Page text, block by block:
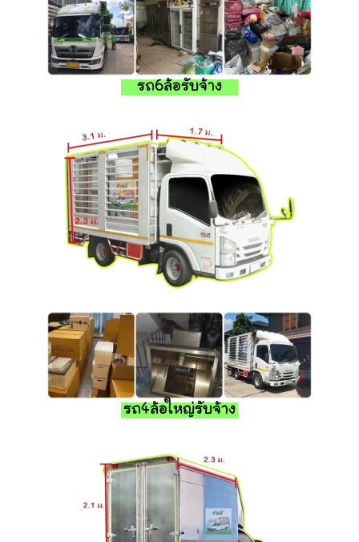
รถ6ล้อรับจ้าง
รถ4ล้อใหญ่รับจ้าง